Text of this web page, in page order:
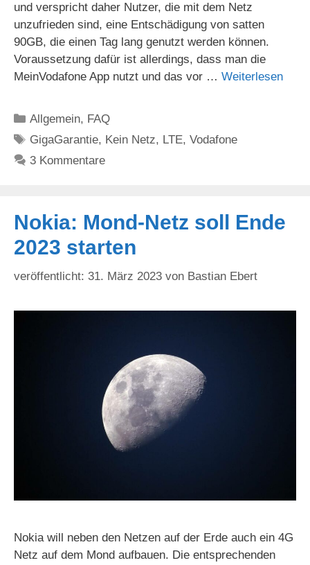
und verspricht daher Nutzer, die mit dem Netz
unzufrieden sind, eine Entschädigung von satten
90GB, die einen Tag lang genutzt werden können.
Voraussetzung dafür ist allerdings, dass man die
MeinVodafone App nutzt und das vor … Weiterlesen
Kategorien
Allgemein, FAQ
Schlagwörter
GigaGarantie, Kein Netz, LTE,Vodafone
3 Kommentare
Nokia: Mond-Netz soll Ende
2023 starten
31. März 2023 von Bastian Ebert
Nokia will neben den Netzen auf der Erde auch ein 4G
Netz auf dem Mond aufbauen. Die entsprechenden